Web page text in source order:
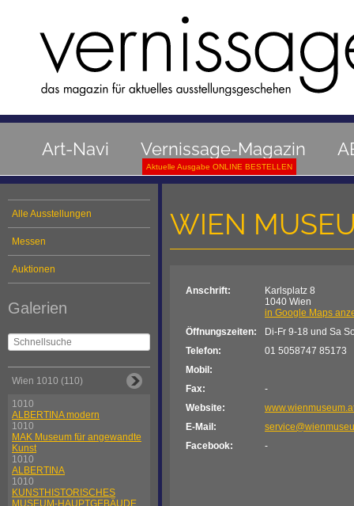
Art-Navi Vernissage-Magazin
Aktuelle Ausgabe ONLINE BESTELLEN
Alle Ausstellungen
Messen
Auktionen
Galerien
Wien 1010 (110)
1010
ALBERTINA modern
1010
MAK Museum für angewandte
Kunst
1010
ALBERTINA
1010
KUNSTHISTORISCHES
MUSEUM-HAUPTGEBÄUDE
WIEN
Anschrift:
Karlsplatz 8
1040 Wien
in Google Maps
Öffnungszeiten:
Di-Fr 9-18 und Sa
Telefon:
01 5058747 85173
Mobil:
Fax:
-
Website:
E-Mail:
Facebook:
-